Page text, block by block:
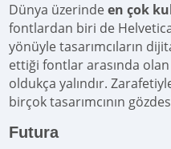
Dünya üzerindeen çok
fontlardan biri de
yönüyle tasarımcıların
ettiği fontlar arasında
oldukça yalındır.
birçok tasarımcının
Futura